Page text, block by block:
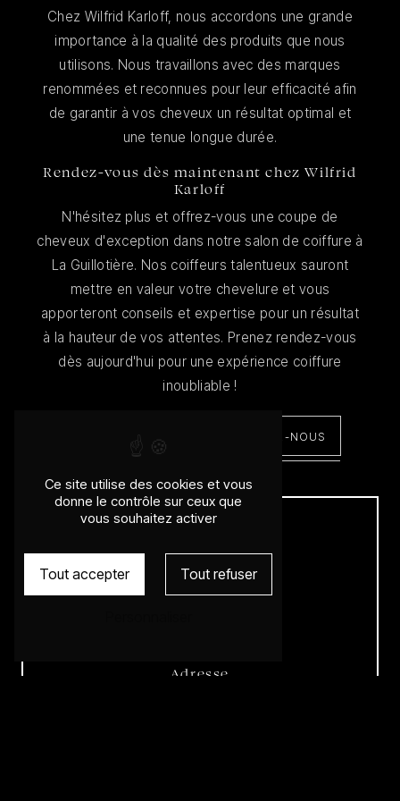
Chez Wilfrid Karloff, nous accordons une grande
importance à la qualité des produits que nous
utilisons. Nous travaillons avec des marques
renommées et reconnues pour leur efficacité afin
de garantir à vos cheveux un résultat optimal et
une tenue longue durée.
Rendez-vous dès maintenant chez Wilfrid
Karloff
N'hésitez plus et offrez-vous une coupe de
cheveux d'exception dans notre salon de coiffure à
La Guillotière. Nos coiffeurs talentueux sauront
mettre en valeur votre chevelure et vous
apporteront conseils et expertise pour un résultat
à la hauteur de vos attentes. Prenez rendez-vous
dès aujourd'hui pour une expérience coiffure
inoubliable !
CONTACTEZ-NOUS
Adresse
Ce site utilise des cookies et vous
donne le contrôle sur ceux que
vous souhaitez activer
Tout accepter Tout refuser